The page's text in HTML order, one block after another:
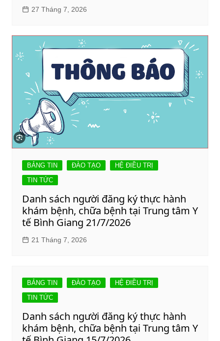
27 Tháng 7, 2026
BẢNG TIN ĐÀO TẠO
HỆ ĐIỀU TRỊ
TIN TỨC
Danh sách người đăng ký thực hành
khám bệnh, chữa bệnh tại Trung tâm Y
tế Bình Giang 21/7/2026
21 Tháng 7, 2026
BẢNG TIN ĐÀO TẠO
HỆ ĐIỀU TRỊ
TIN TỨC
Danh sách người đăng ký thực hành
khám bệnh, chữa bệnh tại Trung tâm Y